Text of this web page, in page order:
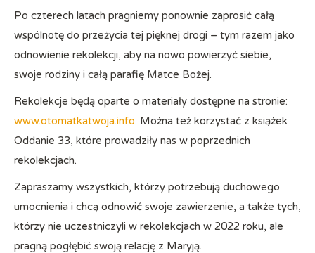
Po czterech latach pragniemy ponownie zaprosić całą
wspólnotę do przeżycia tej pięknej drogi – tym razem jako
odnowienie rekolekcji, aby na nowo powierzyć siebie,
swoje rodziny i całą parafię Matce Bożej.
Rekolekcje będą oparte o materiały dostępne na stronie:
www.otomatkatwoja.info. Można też korzystać z książek
Oddanie 33, które prowadziły nas w poprzednich
rekolekcjach.
Zapraszamy wszystkich, którzy potrzebują duchowego
umocnienia i chcą odnowić swoje zawierzenie, a także tych,
którzy nie uczestniczyli w rekolekcjach w 2022 roku, ale
pragną pogłębić swoją relację z Maryją.